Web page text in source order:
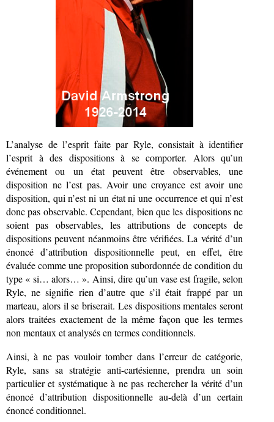
L’analyse de l’esprit faite par Ryle, consistait à identifier
l’esprit à des dispositions à se comporter. Alors qu’un
événement ou un état peuvent être observables, une
disposition ne l’est pas. Avoir une croyance est avoir une
disposition, qui n’est ni un état ni une occurrence et qui n’est
donc pas observable. Cependant, bien que les dispositions ne
soient pas observables, les attributions de concepts de
dispositions peuvent néanmoins être vérifiées. La vérité d’un
énoncé d’attribution dispositionnelle peut, en effet, être
évaluée comme une proposition subordonnée de condition du
type « si… alors… ». Ainsi, dire qu’un vase est fragile, selon
Ryle, ne signifie rien d’autre que s’il était frappé par un
marteau, alors il se briserait. Les dispositions mentales seront
alors traitées exactement de la même façon que les termes
non mentaux et analysés en termes conditionnels.
Ainsi, à ne pas vouloir tomber dans l’erreur de catégorie,
Ryle, sans sa stratégie anti-cartésienne, prendra un soin
particulier et systématique à ne pas rechercher la vérité d’un
énoncé d’attribution dispositionnelle au-delà d’un certain
énoncé conditionnel.